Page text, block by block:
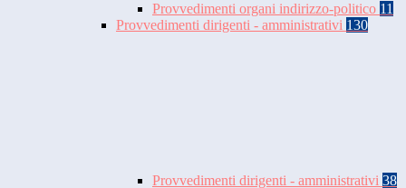
Provvedimenti organi indirizzo-politico 11
Provvedimenti dirigenti - amministrativi 130
Provvedimenti dirigenti - amministrativi 38